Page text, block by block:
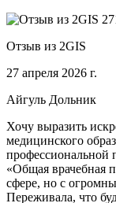
Отзыв из 2GIS
27 апреля 2026 г.
Айгуль Дольник
Хочу выразить
медицинского
профессиональной
«Общая врачебная
сфере, но с
Переживала, что